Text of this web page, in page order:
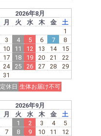
2026年8月
月 火 水 木 金
土
1
3 4 5 6 7
8
10 11 12 13 14
15
17 18 19 20 21
22
24 25 26 27 28
29
31
定休日 生体お届け不可
2026年9月
月 火 水 木 金
土
1
2 3 4
5
7 8 9 10 11
12